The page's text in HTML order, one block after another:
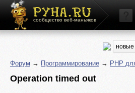
сообщество веб-маньяков
Форум → Программирование → PHP
Operation timed out